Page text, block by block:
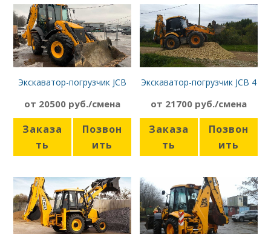
Экскаватор-погрузчик JCB
от 20500 руб./смена
Заказа
ть
Позвон
ить
Экскаватор-погрузчик JCB 4
от 21700 руб./смена
Заказа
ть
Позвон
ить